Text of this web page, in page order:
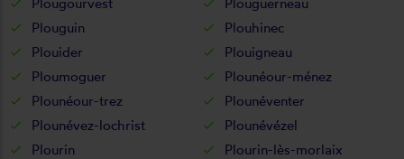
Plouguin
Plouhinec
Plouider
Plouigneau
Ploumoguer
Plounéour-ménez
Plounéour-trez
Plounéventer
Plounévez-lochrist
Plounévézel
Plourin
Plourin-lès-morlaix